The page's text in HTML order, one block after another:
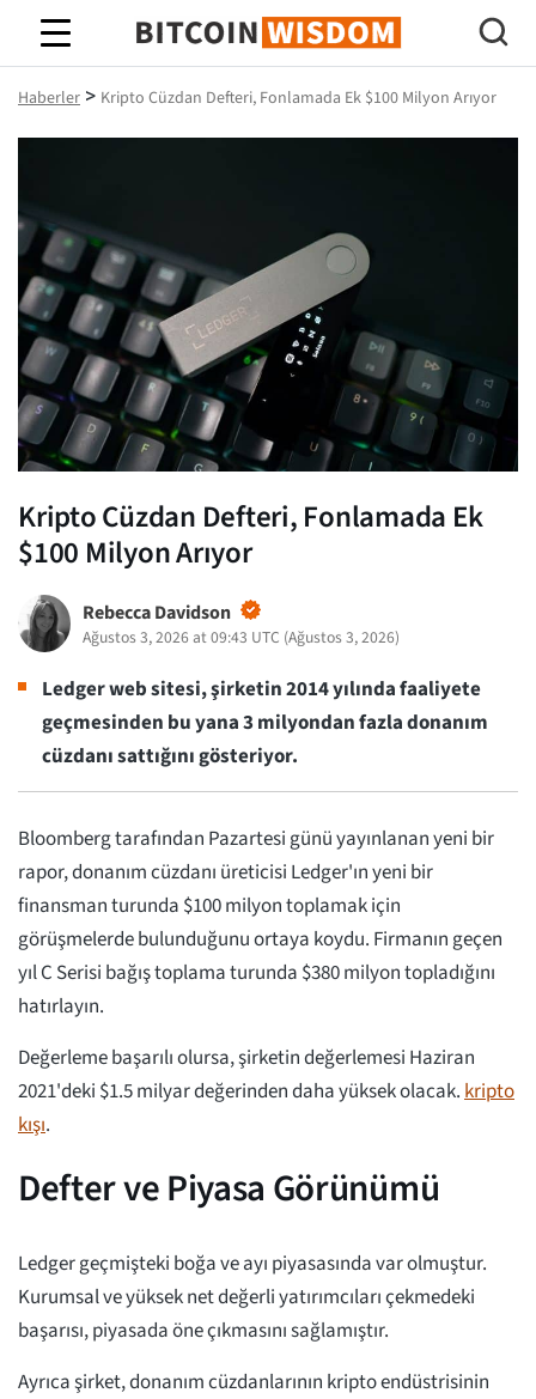
Bitcoin Bilgeliği
Haberler > Kripto Cüzdan Defteri, Fonlamada Ek $100 Milyon Arıyor
Kripto Cüzdan Defteri, Fonlamada Ek
$100 Milyon Arıyor
Rebecca Davidson
Ağustos 3, 2026 at 09:43 UTC (Ağustos 3, 2026)
Ledger web sitesi, şirketin 2014 yılında faaliyete
geçmesinden bu yana 3 milyondan fazla donanım
cüzdanı sattığını gösteriyor.
Bloomberg tarafından Pazartesi günü yayınlanan yeni bir
rapor, donanım cüzdanı üreticisi Ledger'ın yeni bir
finansman turunda $100 milyon toplamak için
görüşmelerde bulunduğunu ortaya koydu. Firmanın geçen
yıl C Serisi bağış toplama turunda $380 milyon topladığını
hatırlayın.
Değerleme başarılı olursa, şirketin değerlemesi Haziran
2021'deki $1.5 milyar değerinden daha yüksek olacak.kripto
kışı.
Defter ve Piyasa Görünümü
Ledger geçmişteki boğa ve ayı piyasasında var olmuştur.
Kurumsal ve yüksek net değerli yatırımcıları çekmedeki
başarısı, piyasada öne çıkmasını sağlamıştır.
Ayrıca şirket, donanım cüzdanlarının kripto endüstrisinin